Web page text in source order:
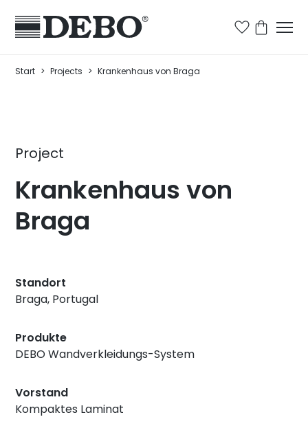
Start > Projects > Krankenhaus von Braga
Project
Krankenhaus von
Braga
Standort
Braga, Portugal
Produkte
DEBO Wandverkleidungs-System
Vorstand
Kompaktes Laminat